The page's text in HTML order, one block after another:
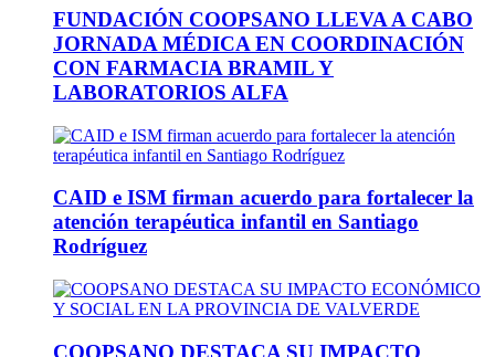
FUNDACIÓN COOPSANO LLEVA A CABO
JORNADA MÉDICA EN COORDINACIÓN
CON FARMACIA BRAMIL Y
LABORATORIOS ALFA
CAID e ISM firman acuerdo para fortalecer la
atención terapéutica infantil en Santiago
Rodríguez
COOPSANO DESTACA SU IMPACTO